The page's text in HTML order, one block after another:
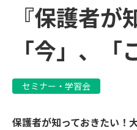
『保護者
「今」、「
セミナー・学習会
保護者が知っておきたい！